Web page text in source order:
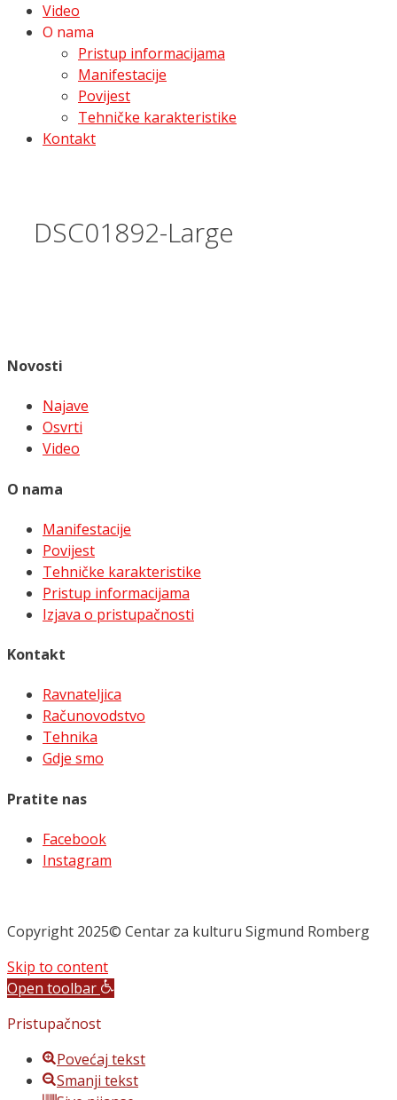
Video
O nama
Pristup informacijama
Manifestacije
Povijest
Tehničke karakteristike
Kontakt
DSC01892-Large
Novosti
Najave
Osvrti
Video
O nama
Manifestacije
Povijest
Tehničke karakteristike
Pristup informacijama
Izjava o pristupačnosti
Kontakt
Ravnateljica
Računovodstvo
Tehnika
Gdje smo
Pratite nas
Facebook
Instagram
Copyright 2025© Centar za kulturu Sigmund Romberg
Skip to content
Open toolbar
Pristupačnost
Povećaj tekst
Smanji tekst